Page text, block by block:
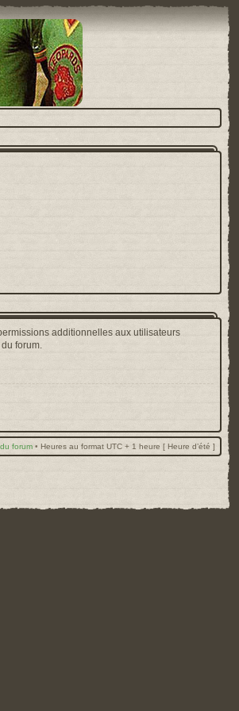
additionnelles aux utilisateurs
forum.
forum • Heures au format UTC + 1 heure [ Heure d’été ]